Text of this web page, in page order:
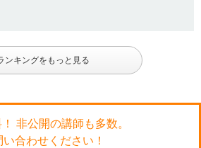
ンキングをもっと見る
非公開の講師も多数。
い合わせください！